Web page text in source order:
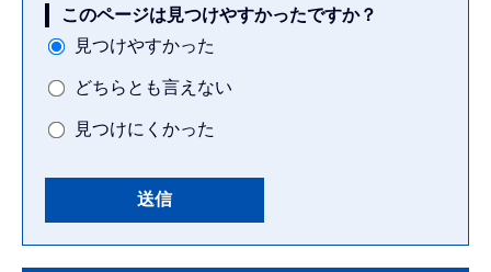
このページは見つけやすかったですか？
見つけやすかった
どちらとも言えない
見つけにくかった